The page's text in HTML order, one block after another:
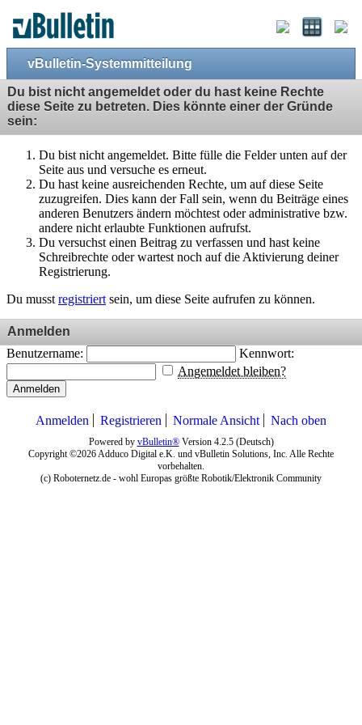
vBulletin-Systemmitteilung
Du bist nicht angemeldet oder du hast keine Rechte
diese Seite zu betreten. Dies könnte einer der Gründe
sein:
Du bist nicht angemeldet. Bitte fülle die Felder unten auf der
Seite aus und versuche es erneut.
Du hast keine ausreichenden Rechte, um auf diese Seite
zuzugreifen. Dies kann der Fall sein, wenn du Beiträge eines
anderen Benutzers ändern möchtest oder administrative bzw.
andere nicht erlaubte Funktionen aufrufst.
Du versuchst einen Beitrag zu verfassen und hast keine
Schreibrechte oder wartest noch auf die Aktivierung deiner
Registrierung.
Du musst registriert sein, um diese Seite aufrufen zu können.
Anmelden
Benutzername:
Kennwort:
Angemeldet bleiben?
Anmelden
Anmelden Registrieren Normale Ansicht Nach oben
Powered by vBulletin®Version 4.2.5 (Deutsch)
Copyright ©2026 Adduco Digital e.K. und vBulletin Solutions, Inc. Alle Rechte
vorbehalten.
(c) Roboternetz.de - wohl Europas größte Robotik/Elektronik Community